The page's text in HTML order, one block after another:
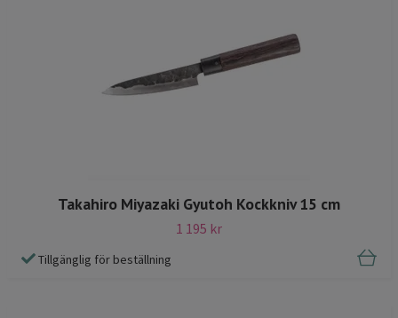
Takahiro Miyazaki Gyutoh Kockkniv 15 cm
1 195 kr
Tillgänglig för beställning